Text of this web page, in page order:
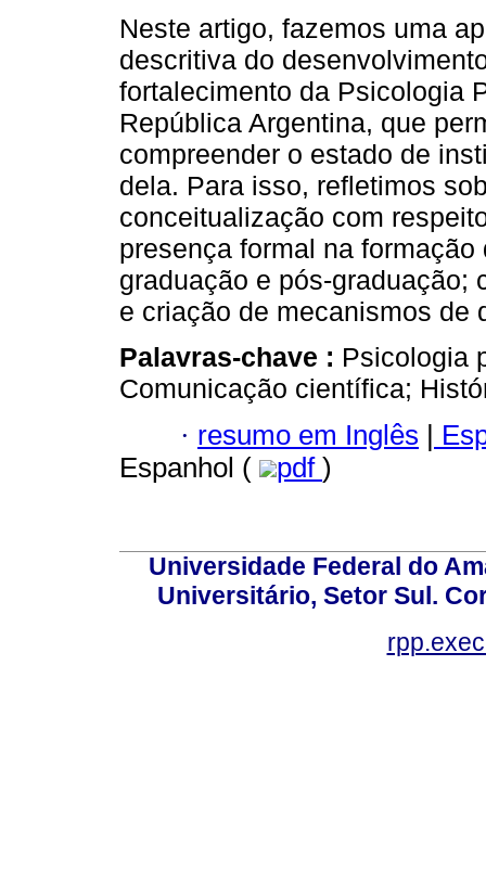
Neste artigo, fazemos uma
descritiva do
fortalecimento da Psicologia
República Argentina, que
compreender o estado de
dela. Para isso, refletimos
conceitualização com
presença formal na
graduação e pós-graduação;
e criação de mecanismos de
Palavras-chave : Psicologia
Comunicação científica;
· resumo em Inglês |
Espanhol (
pdf )
Universidade Federal do
Universitário, Setor Sul.